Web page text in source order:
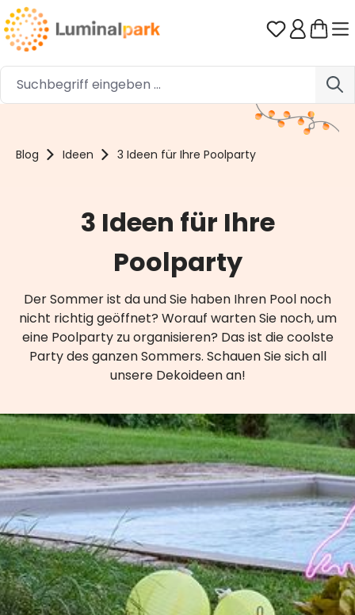
Zum Hauptinhalt springen Du hast 0
Blog Ideen 3 Ideen für Ihre Poolparty
3 Ideen für Ihre
Poolparty
Der Sommer ist da und Sie haben Ihren Pool noch
nicht richtig geöffnet? Worauf warten Sie noch, um
eine Poolparty zu organisieren? Das ist die coolste
Party des ganzen Sommers. Schauen Sie sich all
unsere Dekoideen an!